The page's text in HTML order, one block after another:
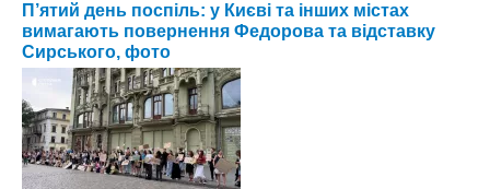
П’ятий день поспіль: у Києві та інших містах
вимагають повернення Федорова та відставку
Сирського, фото